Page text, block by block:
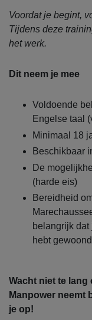
Voordat je begint,
Tijdens deze
het werk.
Dit neem je mee
Voldoende
Engelse taal
Minimaal 18
Beschikbaar
De
(harde eis)
Bereidheid
belangrijk
hebt
Wacht niet te
Manpower neemt
je op!